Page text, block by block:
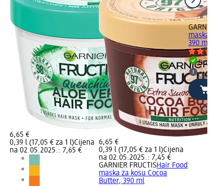
6,65 €
0,39 l (17,05 € za 1 l)Cijena
na 02.05.2025.: 7,65 €
6,65 €
0,39 l (17,05 € za 1 l)Cijena
na 02.05.2025.: 7,45 €
GARNIER FRUCTISHair Food
maska za kosu Cocoa
Butter, 390 ml
maska
390 ml